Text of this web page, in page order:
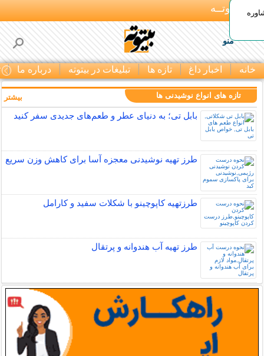
بـیتوتــه
منو
خانه اخبار داغ تازه ها تبلیغات در بیتوته درباره ما
تازه های انواع نوشیدنی ها
بابل تی؛ به دنیای عطر و طعم‌های جدیدی سفر کنید
طرز تهیه نوشیدنی معجزه آسا برای کاهش وزن سریع
طرزتهیه کاپوچینو با شکلات سفید و کارامل
طرز تهیه آب هندوانه و پرتقال
بیشتر